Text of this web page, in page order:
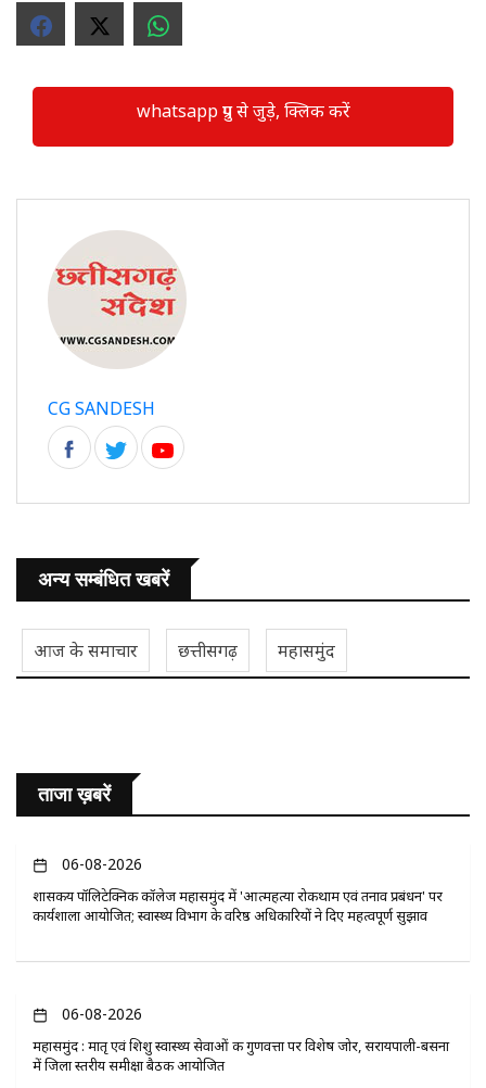
whatsapp ग्रुप से जुड़े, क्लिक करें
CG SANDESH
अन्य सम्बंधित खबरें
आज के समाचार छत्तीसगढ़ महासमुंद
ताजा ख़बरें
06-08-2026
​शासकीय पॉलिटेक्निक कॉलेज महासमुंद में 'आत्महत्या रोकथाम एवं तनाव प्रबंधन' पर
कार्यशाला आयोजित; स्वास्थ्य विभाग के वरिष्ठ अधिकारियों ने दिए महत्वपूर्ण सुझाव
06-08-2026
महासमुंद : मातृ एवं शिशु स्वास्थ्य सेवाओं की गुणवत्ता पर विशेष जोर, सरायपाली-बसना
में जिला स्तरीय समीक्षा बैठक आयोजित